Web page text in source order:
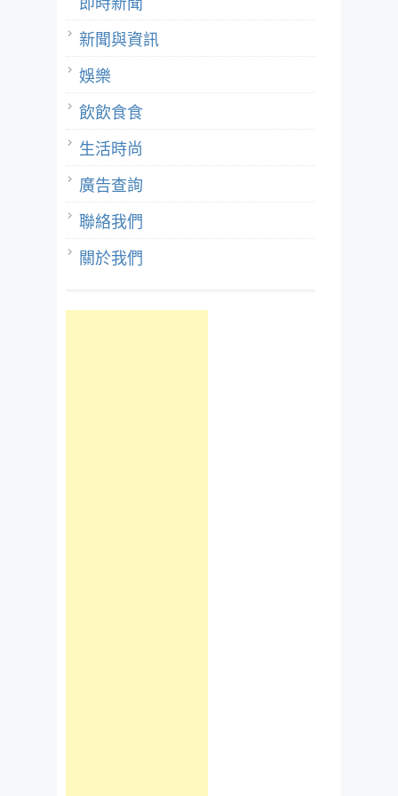
新聞與資訊
娛樂
飲飲食食
生活時尚
廣告查詢
聯絡我們
關於我們